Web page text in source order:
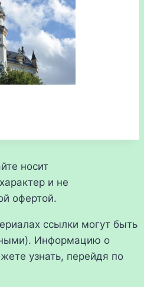
носит
и не
офертой.
ссылки могут быть
Информацию о
узнать, перейдя по